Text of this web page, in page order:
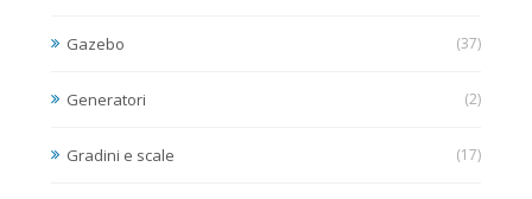
Gazebo (37)
Generatori (2)
Gradini e scale (17)